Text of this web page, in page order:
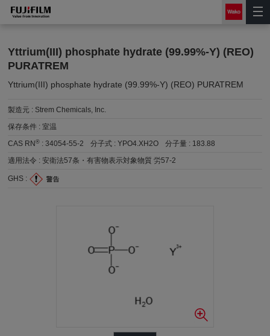
Yttrium(III) phosphate hydrate (99.99%-Y) (REO)
PURATREM
Yttrium(III) phosphate hydrate (99.99%-Y) (REO) PURATREM
製造元 : Strem Chemicals, Inc.
保存条件 :室温
CAS RN® :34054-55-2 分子式 :YPO4.XH2O 分子量 : 183.88
適用法令 :安衛法57条・有害物表示対象物質 労57-2
GHS :